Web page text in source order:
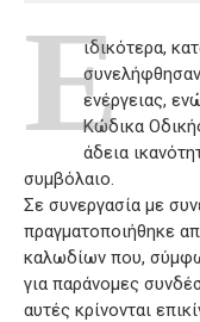
Ειδικότερα,
ενέργειας,
Κώδικα
άδεια
συμβόλαιο.
Σε συνεργασία με
πραγματοποιήθηκε
καλωδίων που,
για παράνομες
αυτές κρίνονται